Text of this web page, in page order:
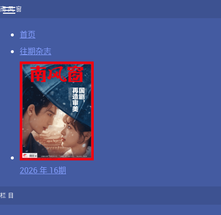
南风窗
首页
往期杂志
2026 年 16期
栏目